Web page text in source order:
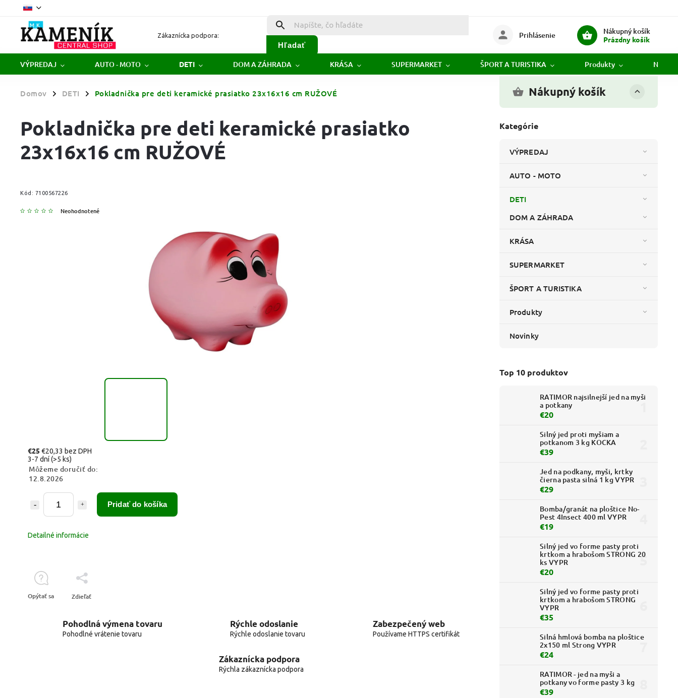
Zákaznícka podpora:
Hľadať
Nákupný košík
Prázdny košík
Prihlásenie
VÝPREDAJ AUTO - MOTO DETI DOM A ZÁHRADA KRÁSA SUPERMARKET ŠPORT A TURISTIKA Produkty
Domov / DETI / Pokladnička pre deti keramické prasiatko 23x16x16 cm RUŽOVÉ Nákupný košík
Kategórie
VÝPREDAJ
AUTO - MOTO
DETI
DOM A ZÁHRADA
KRÁSA
SUPERMARKET
ŠPORT A TURISTIKA
Produkty
Novinky
Top 10 produktov
RATIMOR najsilnejší jed na myši
a potkany
€20
Silný jed proti myšiam a
potkanom 3 kg KOCKA
€39
Jed na podkany, myši, krtky
čierna pasta silná 1 kg VYPR
€29
Bomba/granát na ploštice No-
Pest 4Insect 400 ml VYPR
€19
Silný jed vo forme pasty proti
krtkom a hrabošom STRONG 20
ks VYPR
€20
Silný jed vo forme pasty proti
krtkom a hrabošom STRONG
VYPR
€35
Silná hmlová bomba na ploštice
2x150 ml Strong VYPR
€24
RATIMOR - jed na myši a
potkany vo forme pasty 3 kg
€39
Pokladnička pre deti keramické prasiatko
23x16x16 cm RUŽOVÉ
Kód: 7100567226
Neohodnotené
€25 €20,33 bez DPH
3-7 dní(>5 ks)
Môžeme doručiť do:
12.8.2026
Pridať do košíka
Detailné informácie
Opýtať sa Zdieľať
Pohodlná výmena tovaru
Pohodlné vrátenie tovaru
Rýchle odoslanie
Rýchle odoslanie tovaru
Zabezpečený web
Používame HTTPS certifikát
Zákaznícka podpora
Rýchla zákaznícka podpora